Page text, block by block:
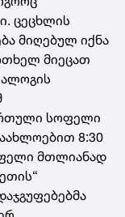
ცეცხლის
მიღებულ იქნა
მიეცათ
სოფელი
8:30
მთლიანად